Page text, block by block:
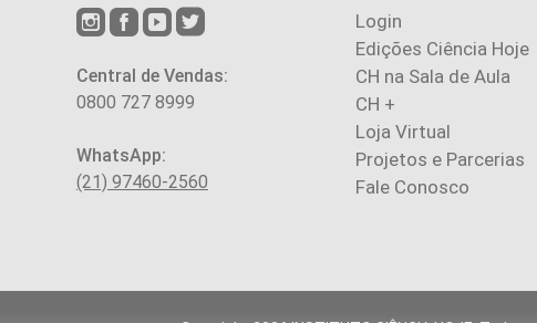
Central de Vendas:
0800 727 8999
WhatsApp:
(21) 97460-2560
Login
Edições Ciência Hoje
CH na Sala de Aula
CH +
Loja Virtual
Projetos e Parcerias
Fale Conosco